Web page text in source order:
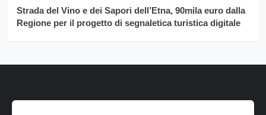
Strada del Vino e dei Sapori dell’Etna, 90mila euro dalla
Regione per il progetto di segnaletica turistica digitale